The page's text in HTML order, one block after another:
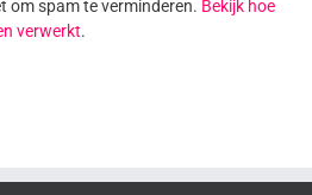
om spam te verminderen. Bekijk hoe
verwerkt.